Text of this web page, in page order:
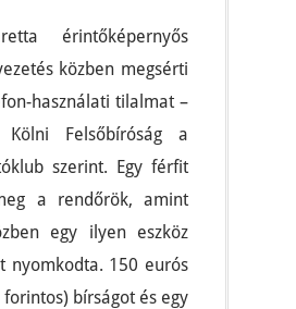
érintőképernyős
közben megsérti
használati tilalmat –
Felsőbíróság a
szerint. Egy férfit
a rendőrök, amint
egy ilyen eszköz
nyomkodta. 150 eurós
bírságot és egy